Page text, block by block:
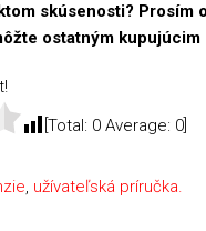
skúsenosti? Prosím
ostatným kupujúcim
[Total: 0 Average: 0
, užívateľská príručka.